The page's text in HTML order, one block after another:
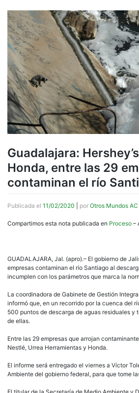
Guadalajara:
Honda, entre las 29
contaminan el río
Publicada el 11/02/2020 por Otros Mundos AC
Compartimos esta nota publicada en Proceso –
GUADALAJARA, Jal. (apro).– El gobierno de
empresas contaminan el río Santiago al
incumplen con los parámetros que marca la
La coordinadora de Gabinete de Gestión
informó que, en un recorrido por la cuenca del
500 puntos de descarga de aguas residuales y
de ellas.
Entre las 29 empresas que arrojan
Nestlé, Urrea Herramientas y Honda.
El informe será entregado el viernes a Víctor
Ambiente del gobierno federal, para que tome